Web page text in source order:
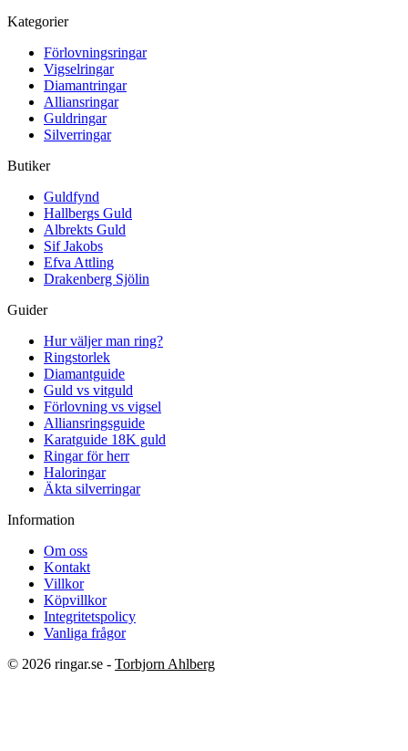
Kategorier
Förlovningsringar
Vigselringar
Diamantringar
Alliansringar
Guldringar
Silverringar
Butiker
Guldfynd
Hallbergs Guld
Albrekts Guld
Sif Jakobs
Efva Attling
Drakenberg Sjölin
Guider
Hur väljer man ring?
Ringstorlek
Diamantguide
Guld vs vitguld
Förlovning vs vigsel
Alliansringsguide
Karatguide 18K guld
Ringar för herr
Haloringar
Äkta silverringar
Information
Om oss
Kontakt
Villkor
Köpvillkor
Integritetspolicy
Vanliga frågor
© 2026 ringar.se - Torbjorn Ahlberg